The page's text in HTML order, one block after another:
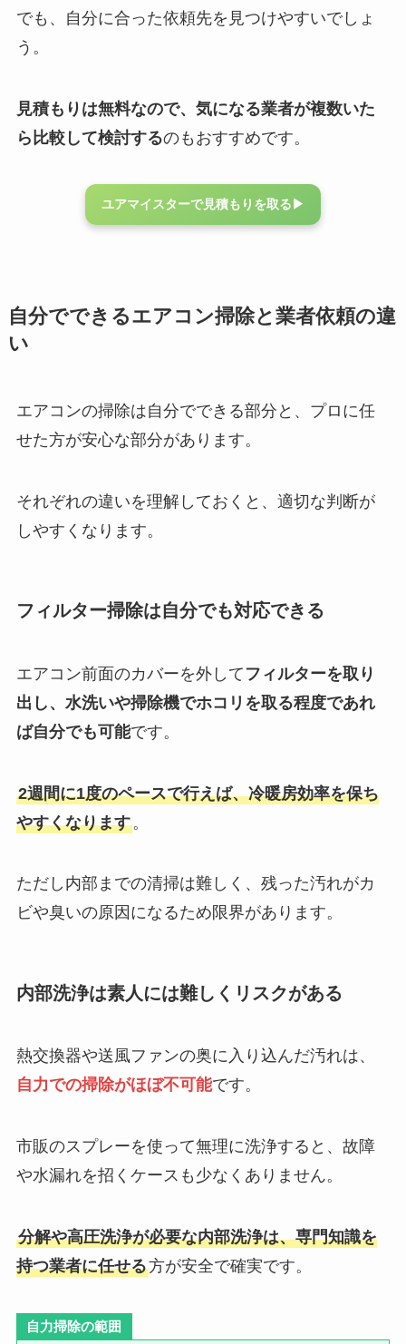
でも、自分に合った依頼先を見つけやすいでしょ
う。
見積もりは無料なので、気になる業者が複数いた
ら比較して検討するのもおすすめです。
ユアマイスターで見積もりを取る▶︎
自分でできるエアコン掃除と業者依頼の違
い
エアコンの掃除は自分でできる部分と、プロに任
せた方が安心な部分があります。
それぞれの違いを理解しておくと、適切な判断が
しやすくなります。
フィルター掃除は自分でも対応できる
エアコン前面のカバーを外して フィルターを取り
出し、水洗いや掃除機でホコリを取る程度であれ
ば自分でも可能です。
2週間に1度のペースで行えば、冷暖房効率を保ち
やすくなります。
ただし内部までの清掃は難しく、残った汚れがカ
ビや臭いの原因になるため限界があります。
内部洗浄は素人には難しくリスクがある
熱交換器や送風ファンの奥に入り込んだ汚れは、
自力での掃除がほぼ不可能です。
市販のスプレーを使って無理に洗浄すると、故障
や水漏れを招くケースも少なくありません。
分解や高圧洗浄が必要な内部洗浄は、専門知識を
持つ業者に任せる方が安全で確実です。
自力掃除の範囲